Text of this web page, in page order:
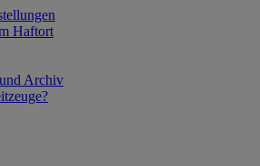
Haftort
Archiv